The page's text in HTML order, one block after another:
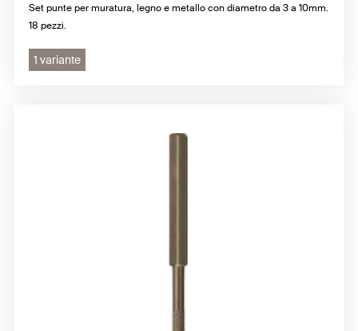
Set punte per muratura, legno e metallo con diametro da 3 a 10mm.
18 pezzi.
1 variante